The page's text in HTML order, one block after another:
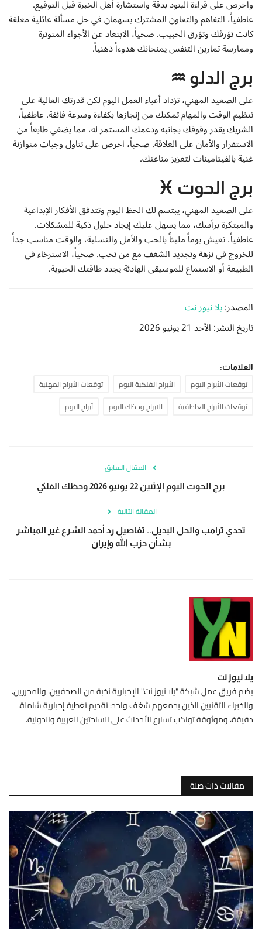
واحرص على قراءة البنود بدقة واستشارة أهل الخبرة قبل التوقيع.
عاطفياً، التفاهم والتعاون المشترك يسهمان في حل مسألة عائلية معلقة
كانت تؤرقك وتؤرق الحبيب. صحياً، الابتعاد عن الأجواء المتوترة
وممارسة تمارين التنفس يمنحانك هدوءاً ذهنياً.
برج الدلو ♒
على الصعيد المهني، تزداد أعباء العمل اليوم لكن قدرتك العالية على
تنظيم الوقت والمهام تمكنك من إنجازها بكفاءة وسرعة فائقة. عاطفياً،
الشريك يقدر وقوفك بجانبه ودعمك المستمر له، مما يضفي طابعاً من
الاستقرار والأمان على العلاقة. صحياً، احرص على تناول وجبات متوازنة
غنية بالفيتامينات لتعزيز مناعتك.
برج الحوت ♓
على الصعيد المهني، يبتسم لك الحظ اليوم وتتدفق الأفكار الإبداعية
والمبتكرة برأسك، مما يسهل عليك إيجاد حلول ذكية للمشكلات.
عاطفياً، تعيش يوماً مليئاً بالحب والأمل والتسلية، والوقت مناسب جداً
للخروج في نزهة وتجديد الشغف مع من تحب. صحياً، الاسترخاء في
الطبيعة أو الاستماع للموسيقى الهادئة يجدد طاقتك الحيوية.
المصدر:يلا نيوز نت
تاريخ النشر: الأحد 21 يونيو 2026
العلامات:
توقعات الأبراج اليوم الأبراج الفلكية اليوم
توقعات الأبراج المهنية
توقعات الأبراج العاطفية
الابراج وحظك اليوم أبراج اليوم
المقال السابق
برج الحوت اليوم الإثنين 22 يونيو 2026 وحظك الفلكي
المقالة التالية
تحدي ترامب والحل البديل.. تفاصيل رد أحمد الشرع غير المباشر
بشأن حزب الله وإيران
يلا نيوز نت
يضم فريق عمل شبكة "يلا نيوز نت" الإخبارية نخبة من الصحفيين، والمحررين،
والخبراء التقنيين الذين يجمعهم شغف واحد: تقديم تغطية إخبارية شاملة،
دقيقة، وموثوقة تواكب تسارع الأحداث على الساحتين العربية والدولية.
مقالات ذات صلة